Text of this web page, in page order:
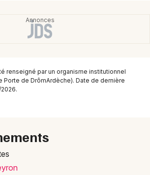
renseigné par un organisme institutionnel
Porte de DrômArdèche). Date de dernière